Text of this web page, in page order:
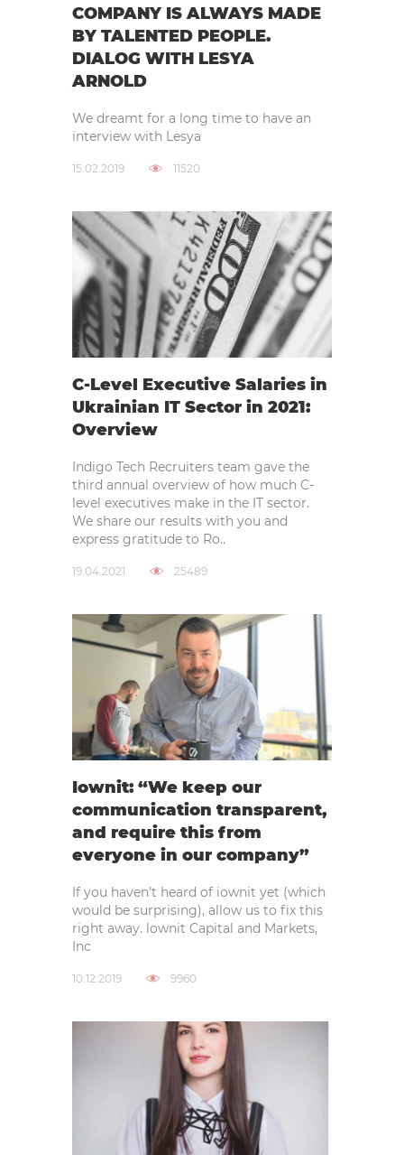
COMPANY IS ALWAYS MADE
BY TALENTED PEOPLE.
DIALOG WITH LESYA
ARNOLD
We dreamt for a long time to have an
interview with Lesya
15.02.2019 11520
C-Level Executive Salaries in
Ukrainian IT Sector in 2021:
Overview
Indigo Tech Recruiters team gave the
third annual overview of how much C-
level executives make in the IT sector.
We share our results with you and
express gratitude to Ro..
19.04.2021 25489
Iownit: “We keep our
communication transparent,
and require this from
everyone in our company”
If you haven’t heard of iownit yet (which
would be surprising), allow us to fix this
right away. lownit Capital and Markets,
Inc
10.12.2019 9960